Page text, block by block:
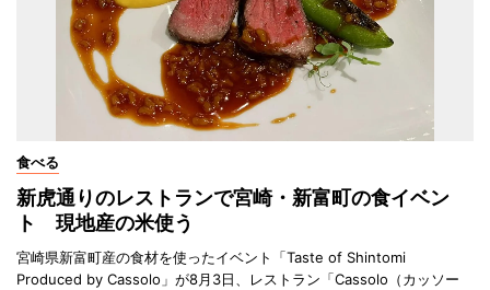
食べる
新虎通りのレストランで宮崎・新富町の食イベン
ト 現地産の米使う
宮崎県新富町産の食材を使ったイベント「Taste of Shintomi
Produced by Cassolo」が8月3日、レストラン「Cassolo（カッソー